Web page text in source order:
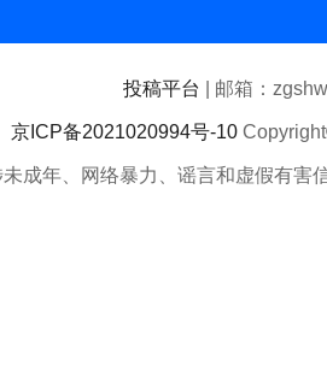
投稿平台 | 邮箱：
京ICP备2021020994号-10
成年、网络暴力、谣言和虚假有